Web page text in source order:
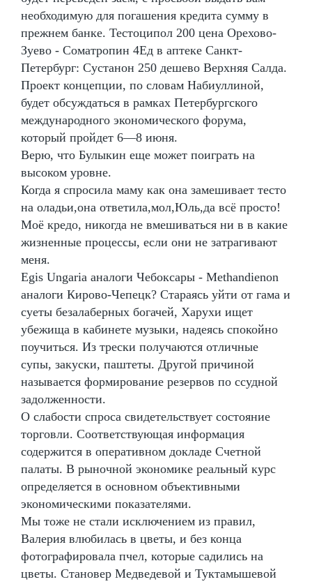
необходимую для погашения кредита сумму в
прежнем банке. Тестоципол 200 цена Орехово-
Зуево - Cоматропин 4Ед в аптеке Санкт-
Петербург: Сустанон 250 дешево Верхняя Салда.
Проект концепции, по словам Набиуллиной,
будет обсуждаться в рамках Петербургского
международного экономического форума,
который пройдет 6—8 июня.
Верю, что Булыкин еще может поиграть на
высоком уровне.
Когда я спросила маму как она замешивает тесто
на оладьи,она ответила,мол,Юль,да всё просто!
Моё кредо, никогда не вмешиваться ни в в какие
жизненные процессы, если они не затрагивают
меня.
Egis Ungaria аналоги Чебоксары - Methandienon
аналоги Кирово-Чепецк? Стараясь уйти от гама и
суеты безалаберных богачей, Харухи ищет
убежища в кабинете музыки, надеясь спокойно
поучиться. Из трески получаются отличные
супы, закуски, паштеты. Другой причиной
называется формирование резервов по ссудной
задолженности.
О слабости спроса свидетельствует состояние
торговли. Соответствующая информация
содержится в оперативном докладе Счетной
палаты. В рыночной экономике реальный курс
определяется в основном объективными
экономическими показателями.
Мы тоже не стали исключением из правил,
Валерия влюбилась в цветы, и без конца
фотографировала пчел, которые садились на
цветы. Становер Медведевой и Туктамышевой